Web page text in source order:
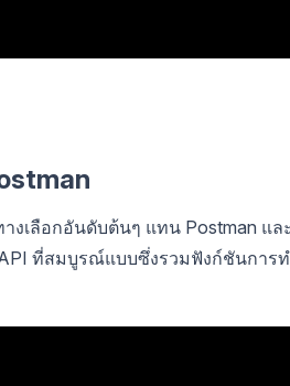
งเลือกอันดับต้นๆ แทน Postman แ
ที่สมบูรณ์แบบซึ่งรวมฟังก์ชันการท